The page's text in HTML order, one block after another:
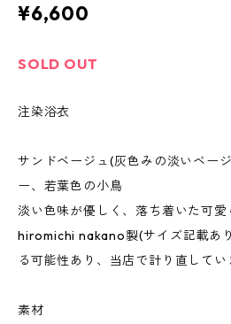
¥6,600
SOLD OUT
注染浴衣
サンドベージュ(灰色みの淡いベー
ー、若葉色の小鳥
淡い色味が優しく、落ち着いた可
hiromichi nakano製(サイズ記載あ
る可能性あり、当店で計り直してい
素材